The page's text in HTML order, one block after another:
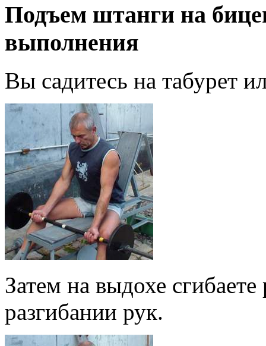
Подъем штанги на
выполнения
Вы садитесь на табурет
Затем на выдохе
разгибании рук.